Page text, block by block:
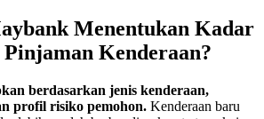
Menentukan Kadar
Kenderaan?
berdasarkan jenis kenderaan,
profil risiko pemohon. Kenderaan baru